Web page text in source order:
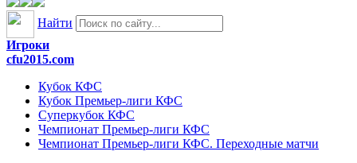
Найти
Игроки
cfu2015.com
Кубок КФС
Кубок Премьер-лиги КФС
Суперкубок КФС
Чемпионат Премьер-лиги КФС
Чемпионат Премьер-лиги КФС. Переходные матчи